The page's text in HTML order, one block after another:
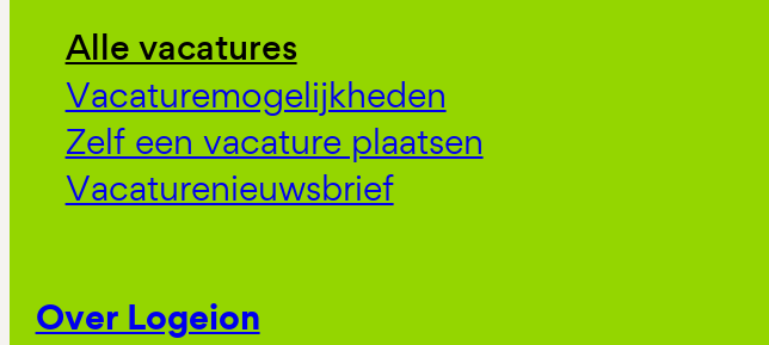
Alle vacatures
Vacaturemogelijkheden
Zelf een vacature plaatsen
Vacaturenieuwsbrief
Over Logeion